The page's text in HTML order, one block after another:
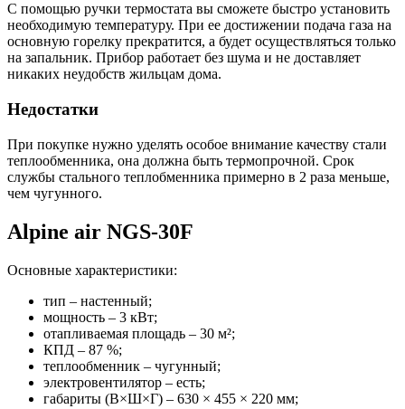
С помощью ручки термостата вы сможете быстро установить
необходимую температуру. При ее достижении подача газа на
основную горелку прекратится, а будет осуществляться только
на запальник. Прибор работает без шума и не доставляет
никаких неудобств жильцам дома.
Недостатки
При покупке нужно уделять особое внимание качеству стали
теплообменника, она должна быть термопрочной. Срок
службы стального теплобменника примерно в 2 раза меньше,
чем чугунного.
Alpine air NGS-30F
Основные характеристики:
тип – настенный;
мощность – 3 кВт;
отапливаемая площадь – 30 м²;
КПД – 87 %;
теплообменник – чугунный;
электровентилятор – есть;
габариты (В×Ш×Г) – 630 × 455 × 220 мм;